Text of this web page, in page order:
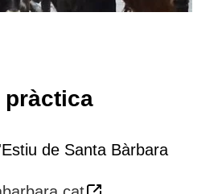
pràctica
de Santa Bàrbara